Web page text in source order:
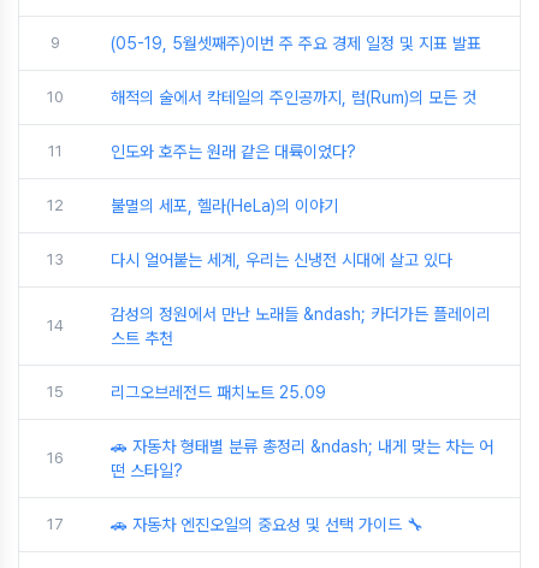
9 (05-19, 5월셋째주)이번 주 주요 경제 일정 및 지표 발표
10 해적의 술에서 칵테일의 주인공까지, 럼(Rum)의 모든 것
11 인도와 호주는 원래 같은 대륙이었다?
12 불멸의 세포, 헬라(HeLa)의 이야기
13 다시 얼어붙는 세계, 우리는 신냉전 시대에 살고 있다
14
감성의 정원에서 만난 노래들 &ndash; 카더가든 플레이리
스트 추천
15 리그오브레전드 패치노트 25.09
16
🚗 자동차 형태별 분류 총정리 &ndash; 내게 맞는 차는 어
떤 스타일?
17 🚗 자동차 엔진오일의 중요성 및 선택 가이드 🔧